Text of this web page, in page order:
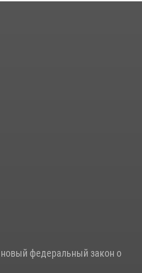
(ВИДЕО)
новый федеральный закон о